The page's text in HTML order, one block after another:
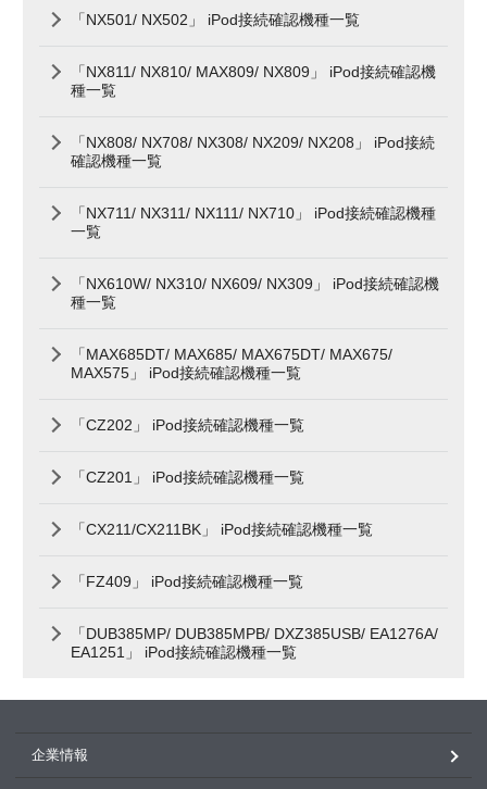
「NX501/ NX502」 iPod接続確認機種一覧
「NX811/ NX810/ MAX809/ NX809」 iPod接続確認機
種一覧
「NX808/ NX708/ NX308/ NX209/ NX208」 iPod接続
確認機種一覧
「NX711/ NX311/ NX111/ NX710」 iPod接続確認機種
一覧
「NX610W/ NX310/ NX609/ NX309」 iPod接続確認機
種一覧
「MAX685DT/ MAX685/ MAX675DT/ MAX675/
MAX575」 iPod接続確認機種一覧
「CZ202」 iPod接続確認機種一覧
「CZ201」 iPod接続確認機種一覧
「CX211/CX211BK」 iPod接続確認機種一覧
「FZ409」 iPod接続確認機種一覧
「DUB385MP/ DUB385MPB/ DXZ385USB/ EA1276A/
EA1251」 iPod接続確認機種一覧
企業情報